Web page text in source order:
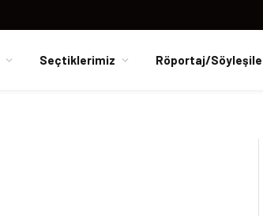
Seçtiklerimiz Röportaj/